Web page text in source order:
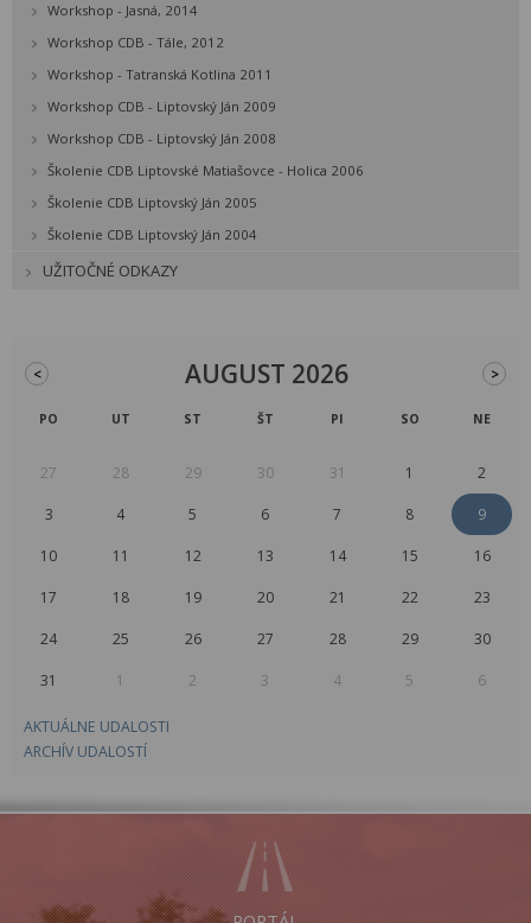
Workshop - Jasná, 2014
Workshop CDB - Tále, 2012
Workshop - Tatranská Kotlina 2011
Workshop CDB - Liptovský Ján 2009
Workshop CDB - Liptovský Ján 2008
Školenie CDB Liptovské Matiašovce - Holica 2006
Školenie CDB Liptovský Ján 2005
Školenie CDB Liptovský Ján 2004
UŽITOČNÉ ODKAZY
< AUGUST 2026 >
PO UT ST ŠT PI SO NE
27 28 29 30 31 1 2
3 4 5 6 7 8 9
10 11 12 13 14 15 16
17 18 19 20 21 22 23
24 25 26 27 28 29 30
31 1 2 3 4 5 6
AKTUÁLNE UDALOSTI
ARCHÍV UDALOSTÍ